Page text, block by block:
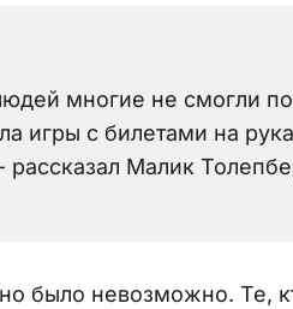
многие не смогли
игры с билетами на
рассказал Малик
было невозможно. Те,